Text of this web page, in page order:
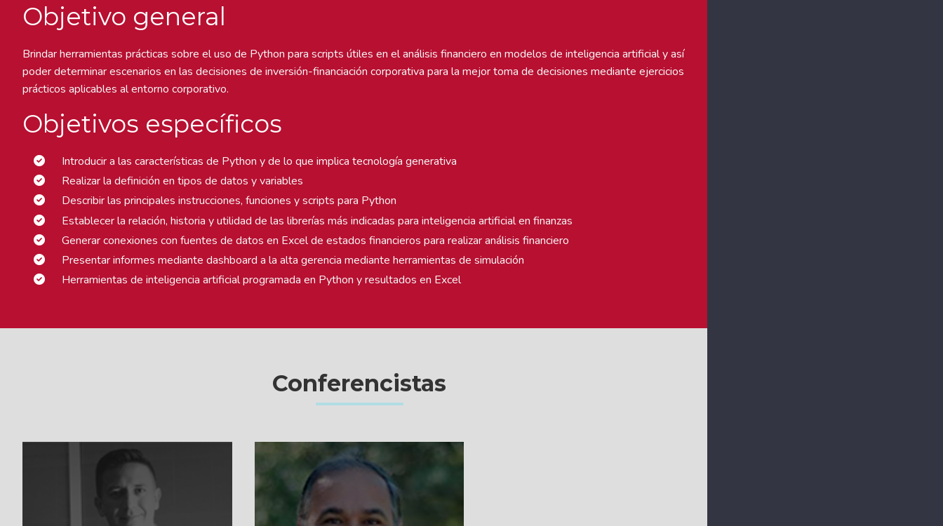
Objetivo general
Brindar herramientas prácticas sobre el uso de Python para scripts útiles en el análisis financiero en modelos de inteligencia artificial y así
poder determinar escenarios en las decisiones de inversión-financiación corporativa para la mejor toma de decisiones mediante ejercicios
prácticos aplicables al entorno corporativo.
Objetivos específicos
Introducir a las características de Python y de lo que implica tecnología generativa
Realizar la definición en tipos de datos y variables
Describir las principales instrucciones, funciones y scripts para Python
Establecer la relación, historia y utilidad de las librerías más indicadas para inteligencia artificial en finanzas
Generar conexiones con fuentes de datos en Excel de estados financieros para realizar análisis financiero
Presentar informes mediante dashboard a la alta gerencia mediante herramientas de simulación
Herramientas de inteligencia artificial programada en Python y resultados en Excel
Conferencistas